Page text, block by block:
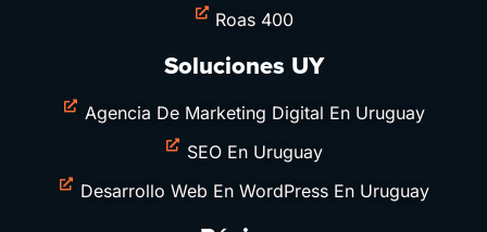
Roas 400
Soluciones UY
Agencia De Marketing Digital En Uruguay
SEO En Uruguay
Desarrollo Web En WordPress En Uruguay